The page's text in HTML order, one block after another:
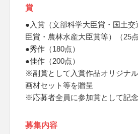
賞
●入賞（文部科学大臣賞・国土交
臣賞・農林水産大臣賞等）（25点
●秀作（180点）
●佳作（200点）
※副賞として入賞作品オリジナル
画材セット等を贈呈
※応募者全員に参加賞として記
募集内容